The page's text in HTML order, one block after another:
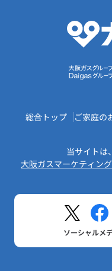
総合トップ ご家庭の
当サイトは、
大阪ガスマーケティン
ソーシャルメ